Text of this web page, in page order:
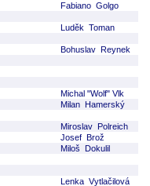
Fabiano Golgo
Luděk Toman
Bohuslav Reynek
Michal "Wolf" Vlk
Milan Hamerský
Miroslav Polreich
Josef Brož
Miloš Dokulil
Lenka Vytlačilová